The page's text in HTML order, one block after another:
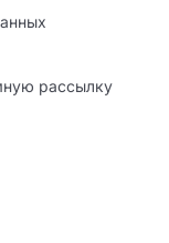
рассылку